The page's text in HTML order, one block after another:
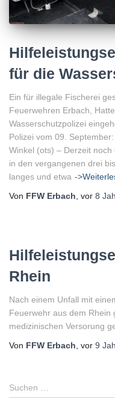
für die
Ein für illegale Fischerei
Feuerwehren Erbach,
Wasserschutzpolizei
Polizei vom 09.
Winkel (ots) – Derzeit
in den vergangenen drei
langes und etwa -
Von FFW Erbach , vor 8
Rhein
Nach einem Unfall mit
Feuerwehr aus dem
medizinischen Versorung
Von FFW Erbach , vor 9
S
u
Suchen …